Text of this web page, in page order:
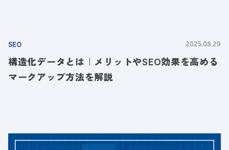
SEO 2025.08.29
構造化データとは｜メリットやSEO効果を高める
マークアップ方法を解説